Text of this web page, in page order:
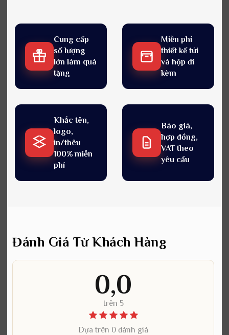
Cung cấp
số lượng
lớn làm quà
tặng
Miễn phí
thiết kế túi
và hộp đi
kèm
Khắc tên,
logo,
in/thêu
100% miễn
phí
Báo giá,
hợp đồng,
VAT theo
yêu cầu
Đánh Giá Từ Khách Hàng
0,0
trên 5
Dựa trên 0 đánh giá